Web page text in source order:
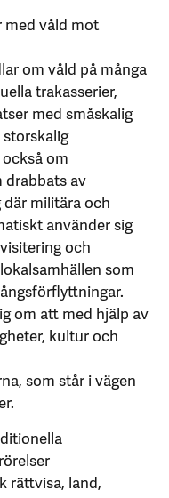
med våld mot
om våld på många
trakasserier,
med småskalig
om
drabbats av
militära och
använder sig
och
som
om att med hjälp av
kultur och
som står i vägen
rättvisa, land,